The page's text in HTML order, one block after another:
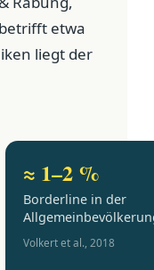
etwa
liegt der
≈ 1–2 %
Borderline in der
Volkert et al., 2018